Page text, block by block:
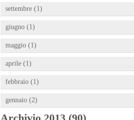
settembre (1)
giugno (1)
maggio (1)
aprile (1)
febbraio (1)
gennaio (2)